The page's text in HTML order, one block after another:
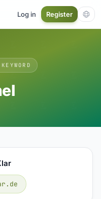
Log in Register